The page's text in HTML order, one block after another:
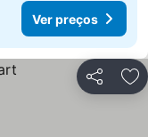
Ver preços
Partilhar